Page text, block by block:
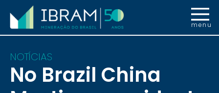
menu
NOTÍCIAS
No Brazil China